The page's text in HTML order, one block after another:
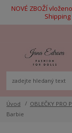
NOVÉ ZBOŽÍ
Úvod OBLEČKY PRO
Barbie